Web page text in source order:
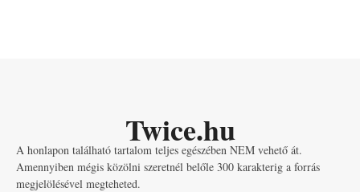
Twice.hu
A honlapon található tartalom teljes egészében NEM vehető át.
Amennyiben mégis közölni szeretnél belőle 300 karakterig a forrás
megjelölésével megteheted.